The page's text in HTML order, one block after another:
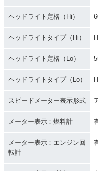
ヘッドライト定格（Hi）
ヘッドライトタイプ（Hi）
ヘッドライト定格（Lo）
ヘッドライトタイプ（Lo）
スピードメーター表示形式
メーター表示：燃料計
メーター表示：エンジン回
転計